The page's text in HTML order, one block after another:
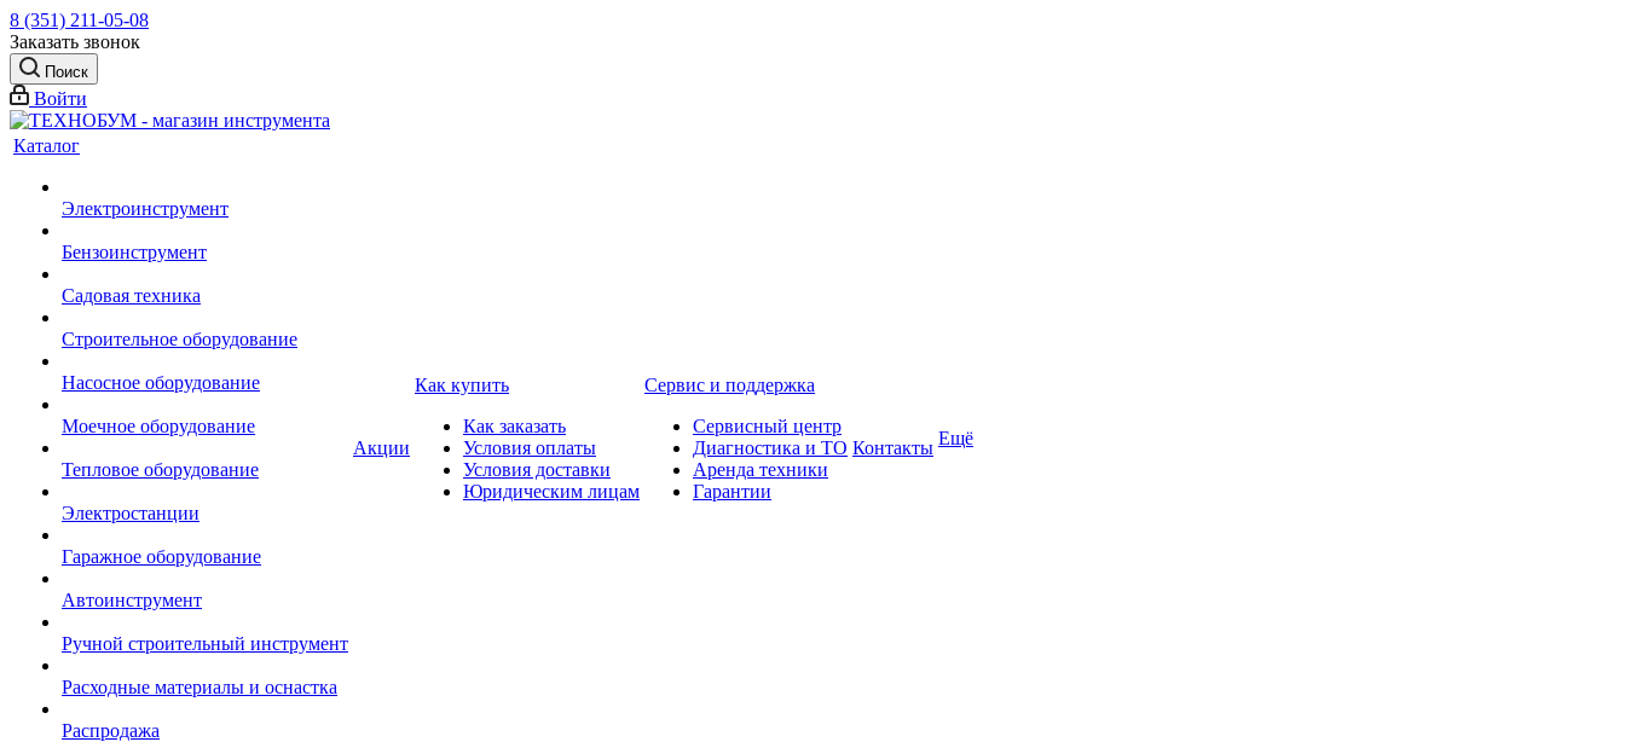
8 (351) 211-05-08
Заказать звонок
Поиск
Войти
Каталог
Электроинструмент
Бензоинструмент
Садовая техника
Строительное оборудование
Насосное оборудование
Моечное оборудование
Тепловое оборудование
Электростанции
Гаражное оборудование
Автоинструмент
Ручной строительный инструмент
Расходные материалы и оснастка
Распродажа
Акции
Как купить
Как заказать
Условия оплаты
Условия доставки
Юридическим лицам
Сервис и поддержка
Сервисный центр
Диагностика и ТО
Аренда техники
Гарантии
Контакты Ещё